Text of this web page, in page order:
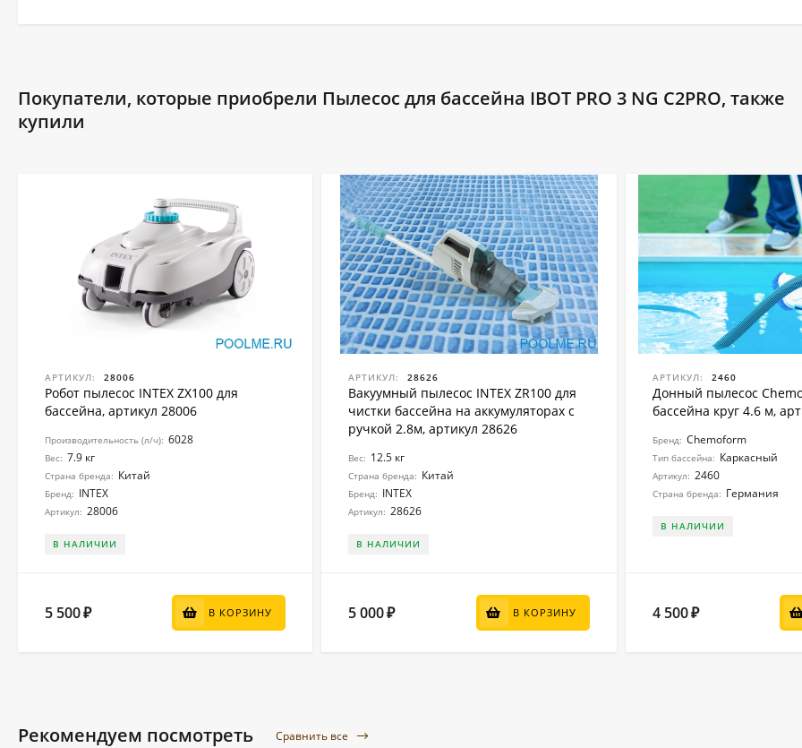
Покупатели, которые приобрели Пылесос для бассейна IBOT PRO 3 NG C2PRO, также
купили
АРТИКУЛ: 28006
Робот пылесос INTEX ZX100 для
бассейна, артикул 28006
Производительность (л/ч): 6028
Вес: 7.9 кг
Страна бренда: Китай
Бренд: INTEX
Артикул: 28006
В НАЛИЧИИ
5 500₽ В КОРЗИНУ
АРТИКУЛ: 28626
Вакуумный пылесос INTEX ZR100 для
чистки бассейна на аккумуляторах с
ручкой 2.8м, артикул 28626
Вес: 12.5 кг
Страна бренда: Китай
Бренд: INTEX
Артикул: 28626
В НАЛИЧИИ
5 000₽ В КОРЗИНУ
АРТИКУЛ: 2460
Донный пылесос
бассейна круг 4.6 м,
Бренд: Chemoform
Тип бассейна: Каркасный
Артикул: 2460
Страна бренда: Германия
В НАЛИЧИИ
4 500₽
Рекомендуем посмотреть Сравнить все